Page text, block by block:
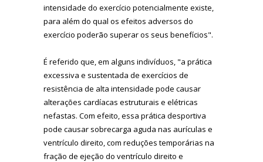
intensidade do exercício potencialmente existe,
para além do qual os efeitos adversos do
exercício poderão superar os seus benefícios".
É referido que, em alguns indivíduos, "a prática
excessiva e sustentada de exercícios de
resistência de alta intensidade pode causar
alterações cardíacas estruturais e elétricas
nefastas. Com efeito, essa prática desportiva
pode causar sobrecarga aguda nas aurículas e
ventrículo direito, com reduções temporárias na
fração de ejeção do ventrículo direito e